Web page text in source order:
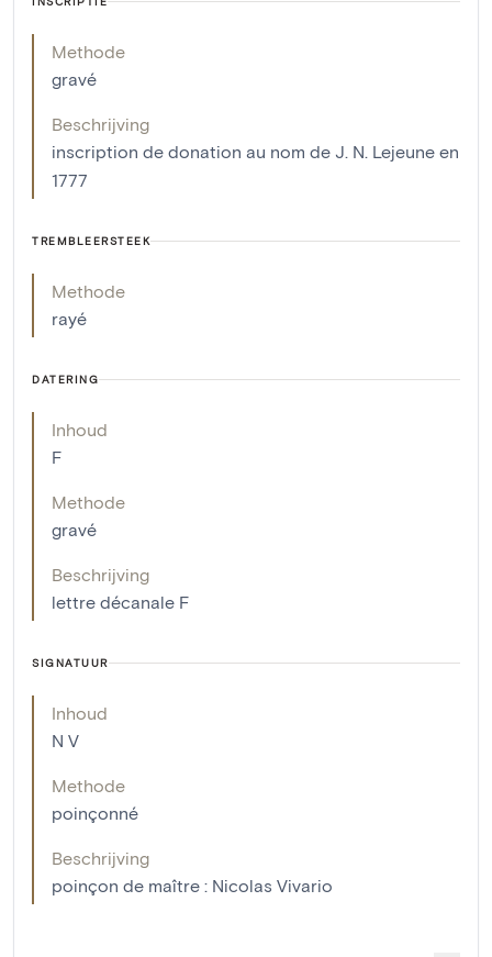
Methode
gravé
Beschrijving
inscription de donation au nom de J. N. Lejeune en
1777
TREMBLEERSTEEK
Methode
rayé
DATERING
Inhoud
F
Methode
gravé
Beschrijving
lettre décanale F
SIGNATUUR
Inhoud
N V
Methode
poinçonné
Beschrijving
poinçon de maître : Nicolas Vivario